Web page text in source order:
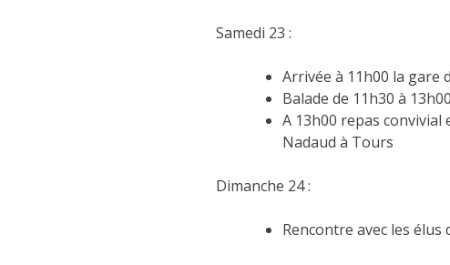
Samedi 23 :
Arrivée à 11h00 la gare
Balade de 11h30 à 13h00
A 13h00 repas convivial
Nadaud à Tours
Dimanche 24 :
Rencontre avec les élus